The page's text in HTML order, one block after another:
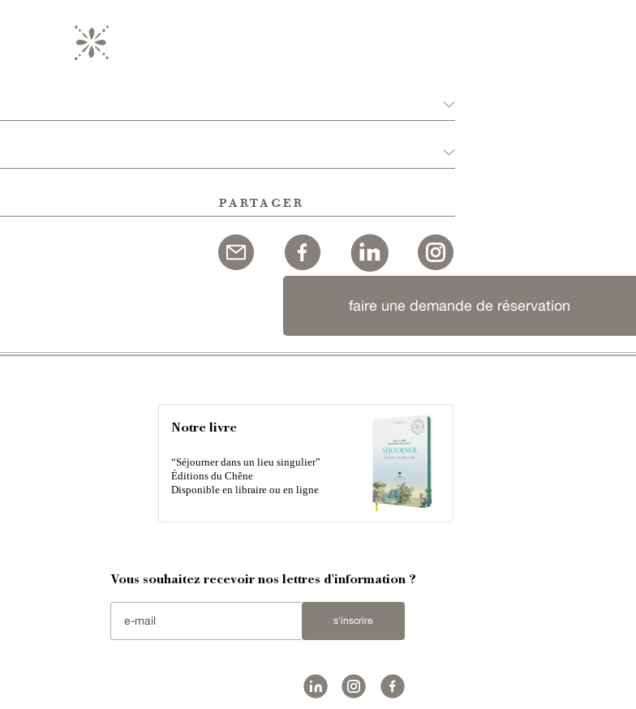
partager
faire une demande de réservation
Notre livre
“Séjourner dans un lieu singulier”
Éditions du Chêne
Disponible en libraire ou en ligne
Vous souhaitez recevoir nos lettres d'information ?
s'inscrire